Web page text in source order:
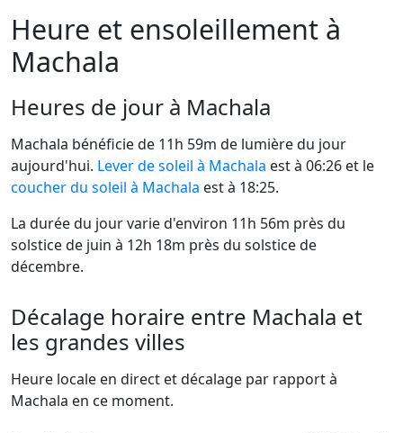
Heure et ensoleillement à
Machala
Heures de jour à Machala
Machala bénéficie de 11h 59m de lumière du jour
aujourd'hui. Lever de soleil à Machala est à 06:26 et le
coucher du soleil à Machala est à 18:25.
La durée du jour varie d'environ 11h 56m près du
solstice de juin à 12h 18m près du solstice de
décembre.
Décalage horaire entre Machala et
les grandes villes
Heure locale en direct et décalage par rapport à
Machala en ce moment.